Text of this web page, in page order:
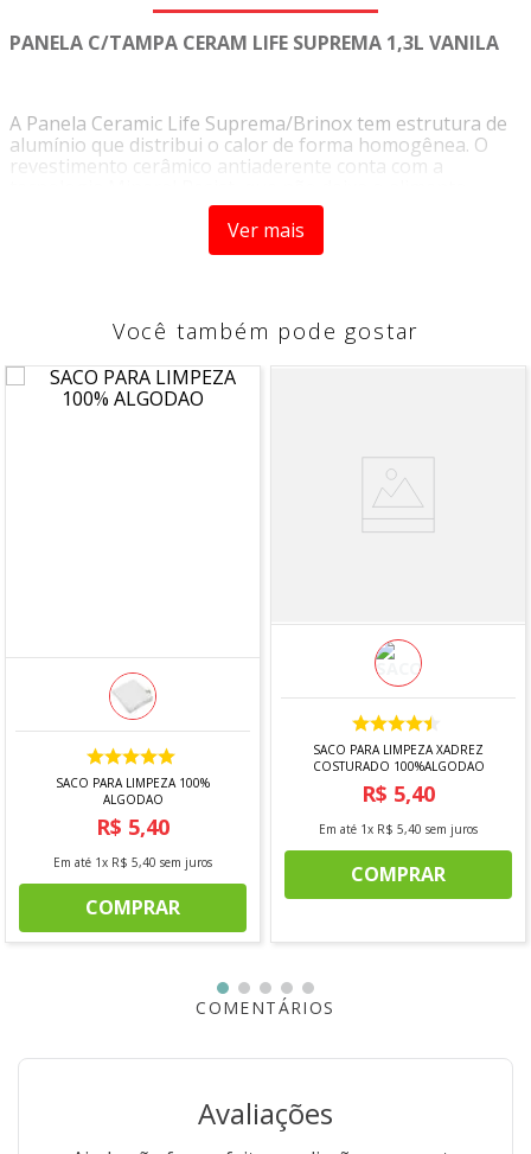
PANELA C/TAMPA CERAM LIFE SUPREMA 1,3L VANILA
A Panela Ceramic Life Suprema/Brinox tem estrutura de
alumínio que distribui o calor de forma homogênea. O
revestimento cerâmico antiaderente conta com a
grudar e facilita a limpeza. O cabo é produzido em
baquelite com 50% de resíduos regenerados, não aquece.
A tampa em vidro temperado tem saída de vapor.
Peso Aproximado: 800g
Contém: 1 panela com tampa
Marca: Brinox
*IMAGEM MERAMENTE ILUSTRATIVA
Ver mais
Você também pode gostar
SACO PARA LIMPEZA 100%
ALGODAO
R$ 5,40
Em até 1x R$ 5,40 sem juros
COMPRAR
SACO PARA LIMPEZA XADREZ
COSTURADO 100%ALGODAO
R$ 5,40
Em até 1x R$ 5,40 sem juros
COMPRAR
COMENTÁRIOS
Avaliações